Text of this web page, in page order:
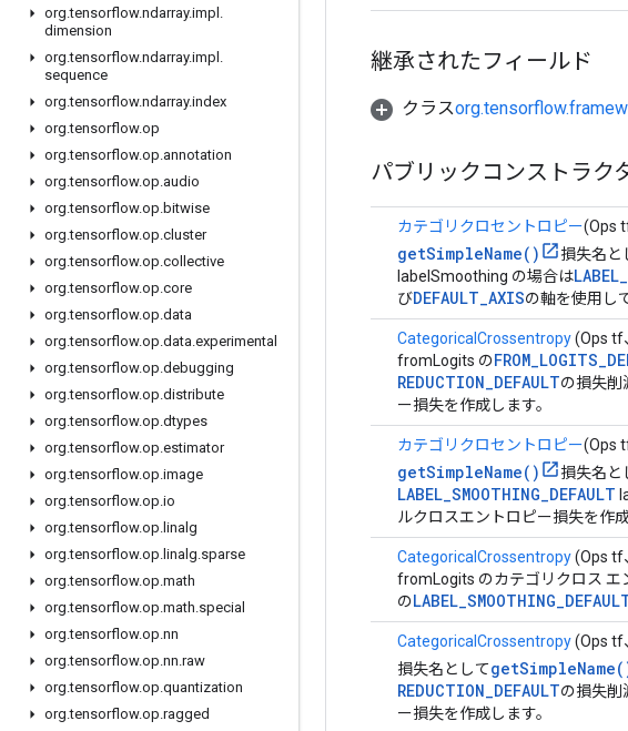
org.tensorflow.ndarray.impl .
dimension
org.tensorflow.ndarray.impl .
sequence
org.tensorflow.ndarray.index
org.tensorflow.op
org.tensorflow.op.annotation
org.tensorflow.op.audio
org.tensorflow.op.bitwise
org.tensorflow.op.cluster
org.tensorflow.op.collective
org.tensorflow.op.core
org.tensorflow.op.data
org.tensorflow.op.data.experimental
org.tensorflow.op.debugging
org.tensorflow.op.distribute
org.tensorflow.op.dtypes
org.tensorflow.op.estimator
org.tensorflow.op.image
org.tensorflow.op.io
org.tensorflow.op. linalg
org.tensorflow.op. linalg.sparse
org.tensorflow.op.math
org.tensorflow.op.math.special
org.tensorflow.op.nn
org.tensorflow.op.nn.raw
org.tensorflow.op.quantization
org.tensorflow.op.ragged
継承されたフィールド
クラス
パブリックコンストラク
カテゴリクロセントロピー(Ops
getSimpleName() 損失名と
labelSmoothing の場合は
びDEFAULT_AXISの軸を使用し
CategoricalCrossentropy(Ops tf
fromLogits の
REDUCTION_DEFAULTの損失削
ー損失を作成します。
カテゴリクロセントロピー(Ops
getSimpleName() 損失名と
LABEL_SMOOTHING_DEFAULT
ルクロスエントロピー損失を作成
CategoricalCrossentropy(Ops tf
fromLogits のカテゴリクロス エ
の
CategoricalCrossentropy(Ops tf
損失名として
REDUCTION_DEFAULTの損失削
ー損失を作成します。